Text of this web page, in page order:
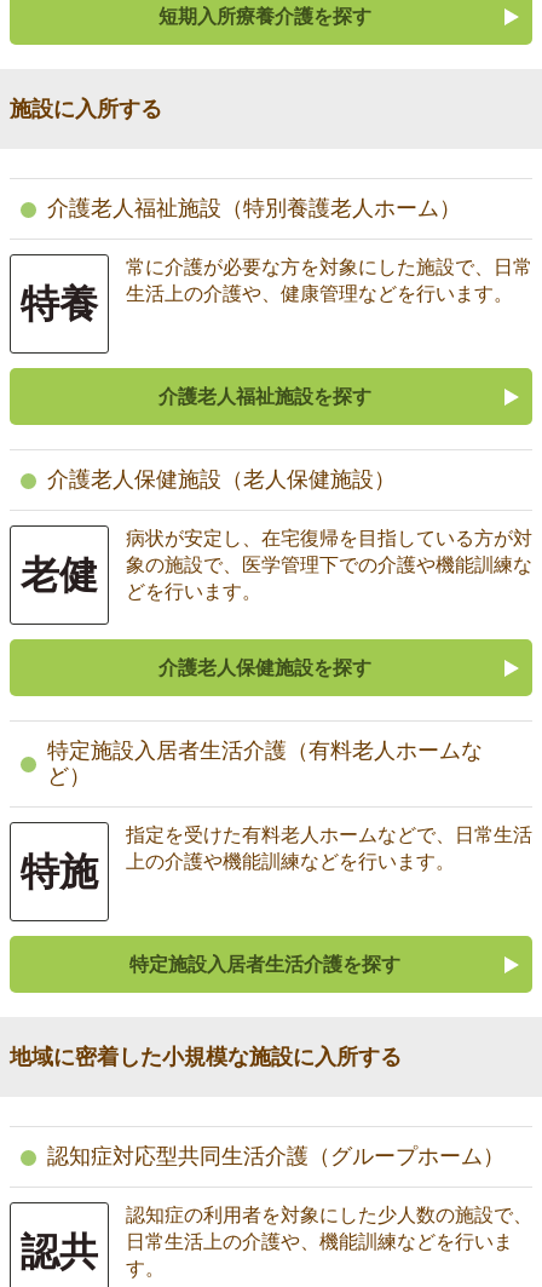
短期入所療養介護を探す
施設に入所する
介護老人福祉施設（特別養護老人ホーム）
特養
常に介護が必要な方を対象にした施設で、日常
生活上の介護や、健康管理などを行います。
介護老人福祉施設を探す
介護老人保健施設（老人保健施設）
老健
病状が安定し、在宅復帰を目指している方が対
象の施設で、医学管理下での介護や機能訓練な
どを行います。
介護老人保健施設を探す
特定施設入居者生活介護（有料老人ホームな
ど）
特施
指定を受けた有料老人ホームなどで、日常生活
上の介護や機能訓練などを行います。
特定施設入居者生活介護を探す
地域に密着した小規模な施設に入所する
認知症対応型共同生活介護（グループホーム）
認共
認知症の利用者を対象にした少人数の施設で、
日常生活上の介護や、機能訓練などを行いま
す。